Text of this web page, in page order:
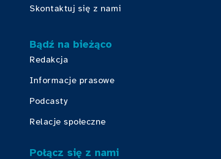
Skontaktuj się z nami
Bądź na bieżąco
Redakcja
Informacje prasowe
Podcasty
Relacje społeczne
Połącz się z nami